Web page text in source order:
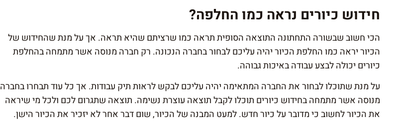
חידוש כיורים נראה כמו החלפה?
הכי חשוב שבשורה התחתונה התוצאה הסופית תראה כמו שרציתם שהיא תראה. אך על מנת שהחידוש של
הכיור יראה כמו החלפת הכיור יהיה עליכם לבחור בחברה הנכונה. רק חברה מנוסה אשר מתמחה בהחלפת
כיורים יכולה לבצע עבודה באיכות גבוהה.
על מנת שתוכלו לבחור את החברה המתאימה יהיה עליכם לבקש לראות תיק עבודות. אך כל עוד תבחרו בחברה
מנוסה אשר מתמחה בחידוש כיורים תוכלו לקבל תוצאה עוצרת נשימה. תוצאה שתגרום לכם ולכל מי שיראה
את הכיור לחשוב כי מדובר על כיור חדש. למעט המבנה של הכיור, שום דבר אחר לא יזכיר את הכיור הישן.